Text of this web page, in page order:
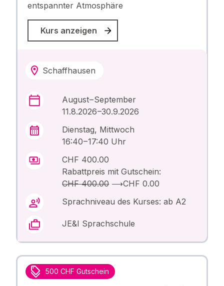
entspannter Atmosphäre
Kurs anzeigen
Schaffhausen
August – September
11.8.2026 –30.9.2026
Dienstag, Mittwoch
16:40 – 17:40 Uhr
CHF 400.00
Rabattpreis mit Gutschein:
CHF 400.00⟶CHF 0.00
Sprachniveau des Kurses: ab A2
JE&I Sprachschule
500 CHF Gutschein